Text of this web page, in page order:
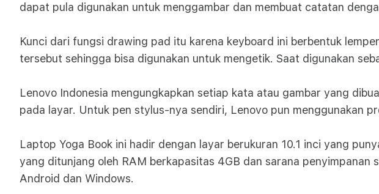
dapat pula digunakan untuk menggambar dan membuat catatan
Kunci dari fungsi drawing pad itu karena keyboard ini berbentuk
tersebut sehingga bisa digunakan untuk mengetik. Saat digunakan
Lenovo Indonesia mengungkapkan setiap kata atau gambar yang
pada layar. Untuk pen stylus-nya sendiri, Lenovo pun menggunakan
Laptop Yoga Book ini hadir dengan layar berukuran 10.1 inci yang
yang ditunjang oleh RAM berkapasitas 4GB dan sarana
Android dan Windows.